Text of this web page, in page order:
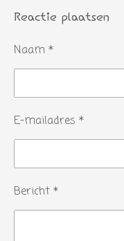
Reactie plaatsen
Naam *
E-mailadres *
Bericht *